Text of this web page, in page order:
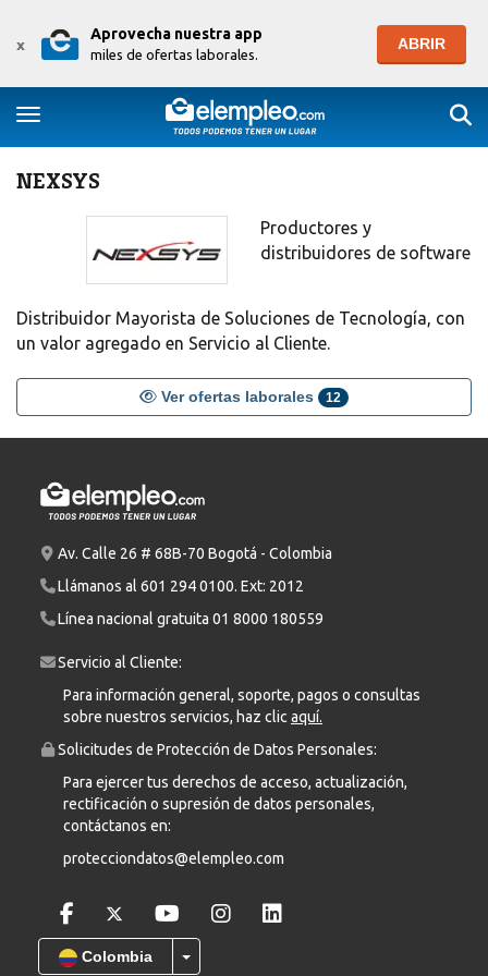
x
Aprovecha nuestra app
miles de ofertas laborales.
ABRIR
Toggle navigation
NEXSYS
Productores y
distribuidores de software
Distribuidor Mayorista de Soluciones de Tecnología, con
un valor agregado en Servicio al Cliente.
Ver ofertas laborales 12
Av. Calle 26 # 68B-70 Bogotá - Colombia
Llámanos al 601 294 0100. Ext: 2012
Línea nacional gratuita 01 8000 180559
Servicio al Cliente:
Para información general, soporte, pagos o consultas
sobre nuestros servicios, haz clic aquí.
Solicitudes de Protección de Datos Personales:
Para ejercer tus derechos de acceso, actualización,
rectificación o supresión de datos personales,
contáctanos en:
protecciondatos@elempleo.com
Colombia